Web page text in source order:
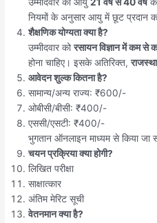
नियमों के अनुसार आयु में छूट प्रदान
शैक्षणिक योग्यता क्या है?
उम्मीदवार कोरसायन विज्ञान में कम से
होना चाहिए। इसके अतिरिक्त,
आवेदन शुल्क कितना है?
सामान्य/अन्य राज्य: ₹600/-
ओबीसी/बीसी: ₹400/-
एससी/एसटी: ₹400/-
भुगतान ऑनलाइन माध्यम से किया जा
चयन प्रक्रिया क्या होगी?
लिखित परीक्षा
साक्षात्कार
अंतिम मेरिट सूची
वेतनमान क्या है?